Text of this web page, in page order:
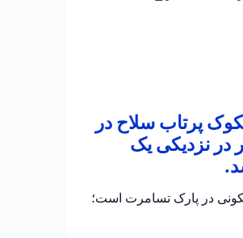
پرتاب سلاح در
در نزدیکی یک
در پارک تسامرت است؛